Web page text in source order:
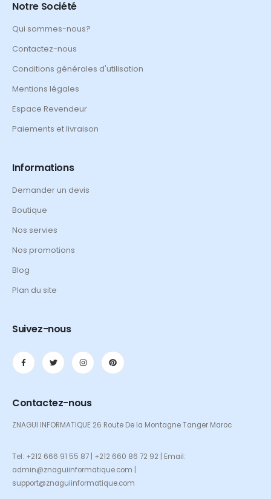
Notre Société
Qui sommes-nous?
Contactez-nous
Conditions générales d'utilisation
Mentions légales
Espace Revendeur
Paiements et livraison
Informations
Demander un devis
Boutique
Nos servies
Nos promotions
Blog
Plan du site
Suivez-nous
Contactez-nous
ZNAGUI INFORMATIQUE 26 Route De la Montagne Tanger Maroc
Tel: +212 666 91 55 87 | +212 660 86 72 92 | Email:
admin@znaguiinformatique.com |
support@znaguiinformatique.com